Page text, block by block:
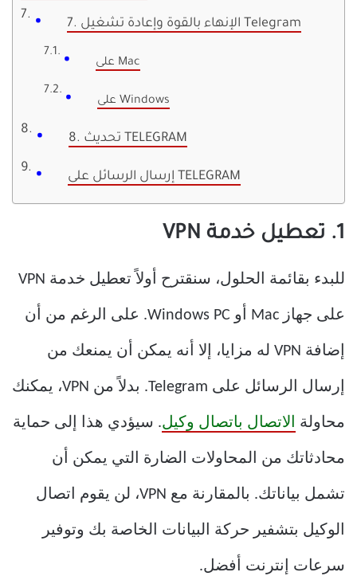
7. الإنهاء بالقوة وإعادة تشغيل Telegram
على Mac
على Windows
8. تحديث TELEGRAM
إرسال الرسائل على TELEGRAM
1. تعطيل خدمة VPN
للبدء بقائمة الحلول، سنقترح أولاً تعطيل خدمة VPN
على جهاز Mac أو Windows PC. على الرغم من أن
إضافة VPN له مزايا، إلا أنه يمكن أن يمنعك من
إرسال الرسائل على Telegram. بدلاً من VPN، يمكنك
محاولة الاتصال باتصال وكيل. سيؤدي هذا إلى حماية
محادثاتك من المحاولات الضارة التي يمكن أن
تشمل بياناتك. بالمقارنة مع VPN، لن يقوم اتصال
الوكيل بتشفير حركة البيانات الخاصة بك وتوفير
سرعات إنترنت أفضل.